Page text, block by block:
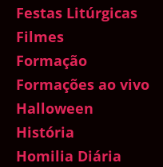
Festas Litúrgicas
Filmes
Formação
Formações ao vivo
Halloween
História
Homilia Diária